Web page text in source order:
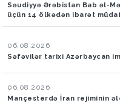
Səudiyyə Ərəbistan Bab əl-
üçün 14 ölkədən ibarət
06.08.2026
Səfəvilər tarixi Azərbaycan
06.08.2026
Mançesterdə İran rejiminin